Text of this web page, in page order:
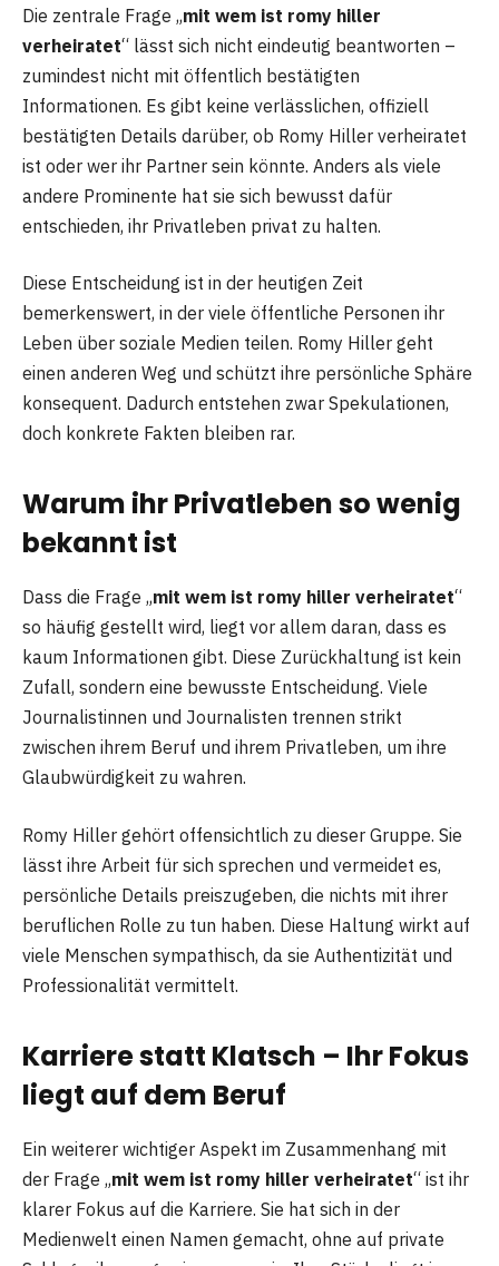
Die zentrale Frage „mit wem ist romy hiller
verheiratet“ lässt sich nicht eindeutig beantworten –
zumindest nicht mit öffentlich bestätigten
Informationen. Es gibt keine verlässlichen, offiziell
bestätigten Details darüber, ob Romy Hiller verheiratet
ist oder wer ihr Partner sein könnte. Anders als viele
andere Prominente hat sie sich bewusst dafür
entschieden, ihr Privatleben privat zu halten.
Diese Entscheidung ist in der heutigen Zeit
bemerkenswert, in der viele öffentliche Personen ihr
Leben über soziale Medien teilen. Romy Hiller geht
einen anderen Weg und schützt ihre persönliche Sphäre
konsequent. Dadurch entstehen zwar Spekulationen,
doch konkrete Fakten bleiben rar.
Warum ihr Privatleben so wenig
bekannt ist
Dass die Frage „mit wem ist romy hiller verheiratet“
so häufig gestellt wird, liegt vor allem daran, dass es
kaum Informationen gibt. Diese Zurückhaltung ist kein
Zufall, sondern eine bewusste Entscheidung. Viele
Journalistinnen und Journalisten trennen strikt
zwischen ihrem Beruf und ihrem Privatleben, um ihre
Glaubwürdigkeit zu wahren.
Romy Hiller gehört offensichtlich zu dieser Gruppe. Sie
lässt ihre Arbeit für sich sprechen und vermeidet es,
persönliche Details preiszugeben, die nichts mit ihrer
beruflichen Rolle zu tun haben. Diese Haltung wirkt auf
viele Menschen sympathisch, da sie Authentizität und
Professionalität vermittelt.
Karriere statt Klatsch – Ihr Fokus
liegt auf dem Beruf
Ein weiterer wichtiger Aspekt im Zusammenhang mit
der Frage „mit wem ist romy hiller verheiratet“ ist ihr
klarer Fokus auf die Karriere. Sie hat sich in der
Medienwelt einen Namen gemacht, ohne auf private